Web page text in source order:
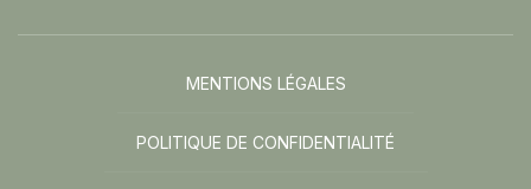
MENTIONS LÉGALES
POLITIQUE DE CONFIDENTIALITÉ